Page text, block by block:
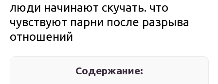
люди начинают скучать. что
чувствуют парни после разрыва
отношений
Содержание: